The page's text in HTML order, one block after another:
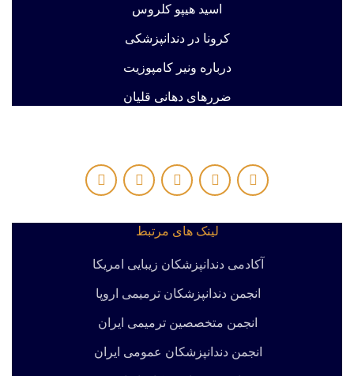
اسید هیپو کلروس
کرونا در دندانپزشکی
درباره ونیر کامپوزیت
ضررهای دهانی قلیان
لینک های مرتبط
آکادمی دندانپزشکان زیبایی امریکا
انجمن دندانپزشکان ترمیمی اروپا
انجمن متخصصین ترمیمی ایران
انجمن دندانپزشکان عمومی ایران